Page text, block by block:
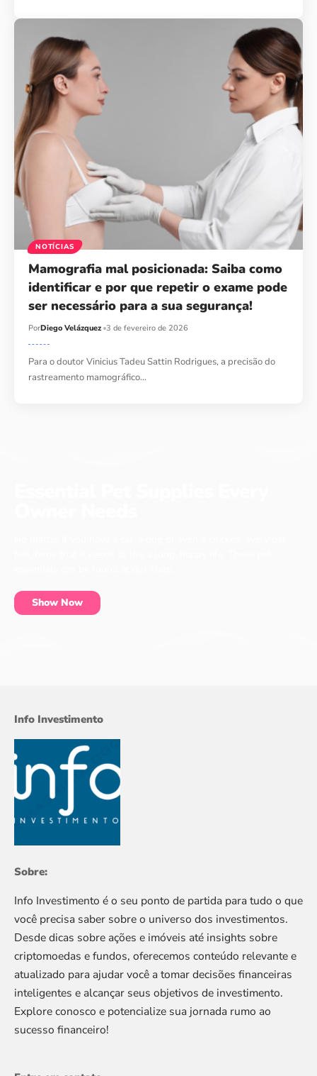
NOTÍCIAS
Mamografia mal posicionada: Saiba como
identificar e por que repetir o exame pode
ser necessário para a sua segurança!
PorDiego Velázquez 3 de fevereiro de 2026
Para o doutor Vinicius Tadeu Sattin Rodrigues, a precisão do
rastreamento mamográfico…
Show Now
Info Investimento
Sobre:
Info Investimento é o seu ponto de partida para tudo o que
você precisa saber sobre o universo dos investimentos.
Desde dicas sobre ações e imóveis até insights sobre
criptomoedas e fundos, oferecemos conteúdo relevante e
atualizado para ajudar você a tomar decisões financeiras
inteligentes e alcançar seus objetivos de investimento.
Explore conosco e potencialize sua jornada rumo ao
sucesso financeiro!